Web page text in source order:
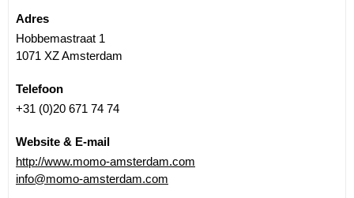
Adres
Hobbemastraat 1
1071 XZ Amsterdam
Telefoon
+31 (0)20 671 74 74
Website & E-mail
http://www.momo-amsterdam.com
info@momo-amsterdam.com